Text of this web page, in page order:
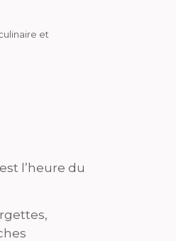
et
l’heure du